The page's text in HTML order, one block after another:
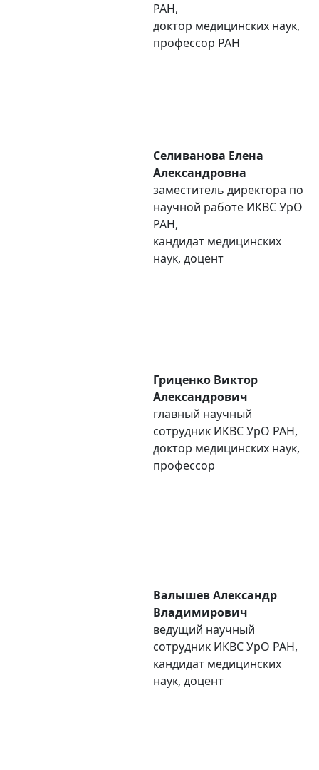
РАН,
доктор медицинских наук,
профессор РАН
Селиванова Елена
Александровна
заместитель директора по
научной работе ИКВС УpO
РАН,
кандидат медицинских
наук, доцент
Гриценко Виктор
Александрович
главный научный
сотрудник ИКВС УpO РАН,
доктор медицинских наук,
профессор
Валышев Александр
Владимирович
ведущий научный
сотрудник ИКВС УpO РАН,
кандидат медицинских
наук, доцент